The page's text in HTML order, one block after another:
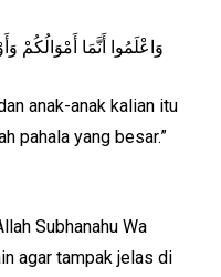
وَاعْلَمُوا أَنَّمَا أَمْوَالُكُمْ
anak-anak kalian itu
pahala yang besar.”
Subhanahu Wa
agar tampak jelas di